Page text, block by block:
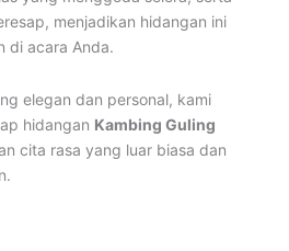
menjadikan hidangan ini
di acara Anda.
elegan dan personal, kami
hidangan Kambing Guling
cita rasa yang luar biasa dan